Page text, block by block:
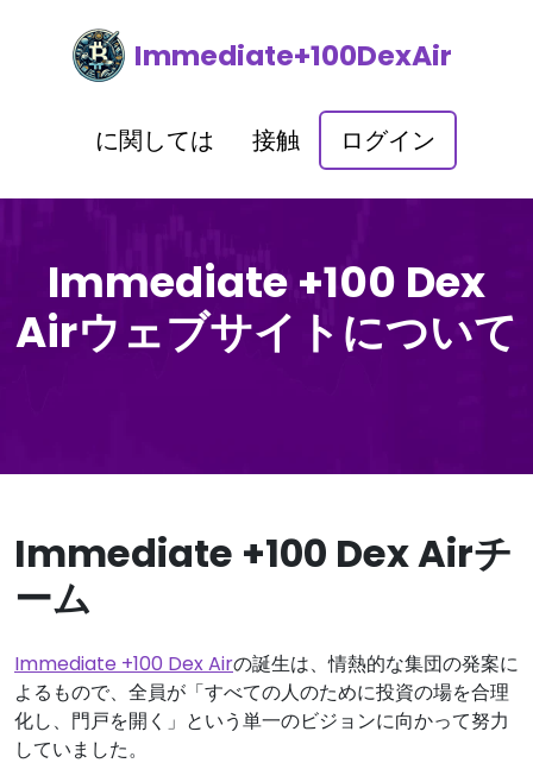
Immediate+100DexAir
に関しては 接触 ログイン
Immediate +100 Dex
Airウェブサイトについて
Immediate +100 Dex Airチ
ーム
Immediate +100 Dex Airの誕生は、情熱的な集団の発案に
よるもので、全員が「すべての人のために投資の場を合理
化し、門戸を開く」という単一のビジョンに向かって努力
していました。